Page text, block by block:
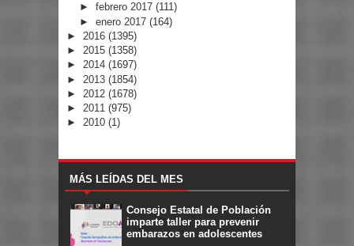
► febrero 2017 (111)
► enero 2017 (164)
► 2016 (1395)
► 2015 (1358)
► 2014 (1697)
► 2013 (1854)
► 2012 (1678)
► 2011 (975)
► 2010 (1)
MÁS LEÍDAS DEL MES
Consejo Estatal de Población
imparte taller para prevenir
embarazos en adolescentes